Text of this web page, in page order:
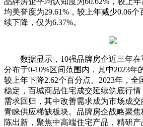
均美誉度为29.61%，较上年减少0.06
续下降，仅为6.37%。
数据显示，10强品牌房企近三年在
分布于0-10%区间范围内，其中2023年
较上年下降2.62个百分点。2023年，
稳定，百城商品住宅成交延续筑底行
需求回归，其中改善需求成为市场成
青睐供应稀缺板块。品牌房企战略聚
陈出新，聚焦中高端住宅产品，精研